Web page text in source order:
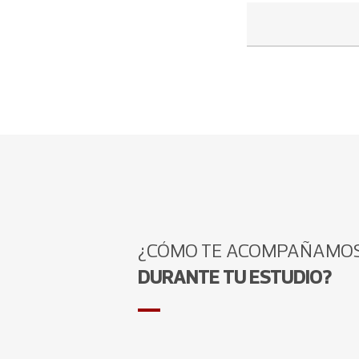
¿CÓMO TE
DURANTE TU ESTUDIO?